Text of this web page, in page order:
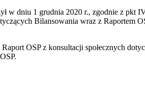
w dniu 1 grudnia 2020 r., zgodnie z
Bilansowania wraz z Raportem
OSP z konsultacji społecznych